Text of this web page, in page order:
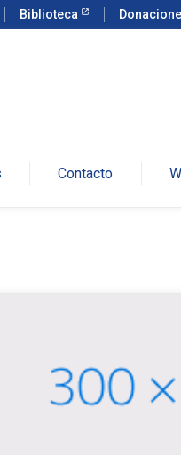
Biblioteca
Contacto